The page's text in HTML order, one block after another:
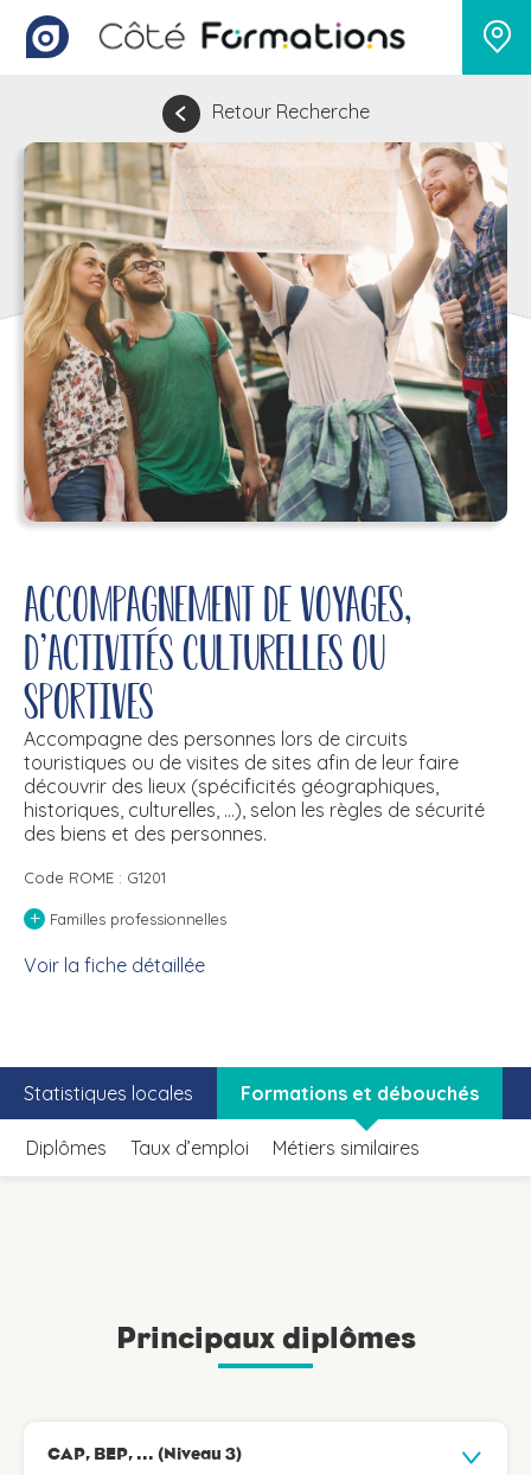
Retour Recherche
Accompagnement de voyages,
d'activités culturelles ou
sportives
Accompagne des personnes lors de circuits
touristiques ou de visites de sites afin de leur faire
découvrir des lieux (spécificités géographiques,
historiques, culturelles, ...), selon les règles de sécurité
des biens et des personnes.
Code ROME : G1201
+ Familles professionnelles
Voir la fiche détaillée
Statistiques locales Formations et débouchés
Diplômes Taux d’emploi Métiers similaires
Principaux diplômes
CAP, BEP, ... (Niveau 3)